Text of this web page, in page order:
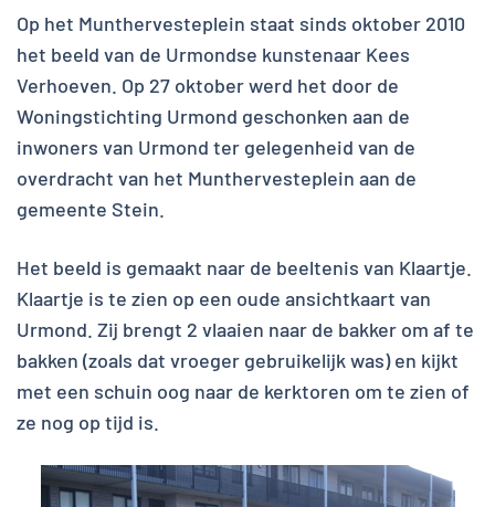
Op het Munthervesteplein staat sinds oktober 2010
het beeld van de Urmondse kunstenaar Kees
Verhoeven. Op 27 oktober werd het door de
Woningstichting Urmond geschonken aan de
inwoners van Urmond ter gelegenheid van de
overdracht van het Munthervesteplein aan de
gemeente Stein.
Het beeld is gemaakt naar de beeltenis van Klaartje.
Klaartje is te zien op een oude ansichtkaart van
Urmond. Zij brengt 2 vlaaien naar de bakker om af te
bakken (zoals dat vroeger gebruikelijk was) en kijkt
met een schuin oog naar de kerktoren om te zien of
ze nog op tijd is.